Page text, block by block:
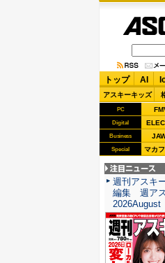
トップ AI
アスキーキッズ
PC
Digital
Business
Special マカ
注目ニュース
週刊アスキ
編集 週ア
2026August